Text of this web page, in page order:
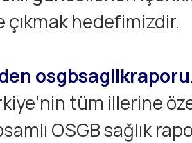
çıkmak hedefimizdir.
tüm illerine
OSGB sağlık